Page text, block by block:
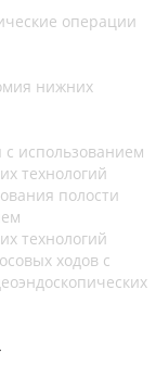
операции
нижних
использованием
технологий
полости
технологий
ходов с